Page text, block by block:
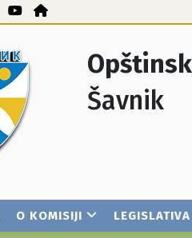
Šavnik
O KOMISIJI LEGISLATIVA